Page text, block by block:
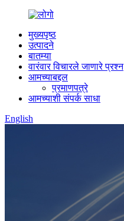
मुख्यपृष्ठ
उत्पादने
बातम्या
वारंवार विचारले जाणारे प्रश्न
आमच्याबद्दल
प्रमाणपत्रे
आमच्याशी संपर्क साधा
English